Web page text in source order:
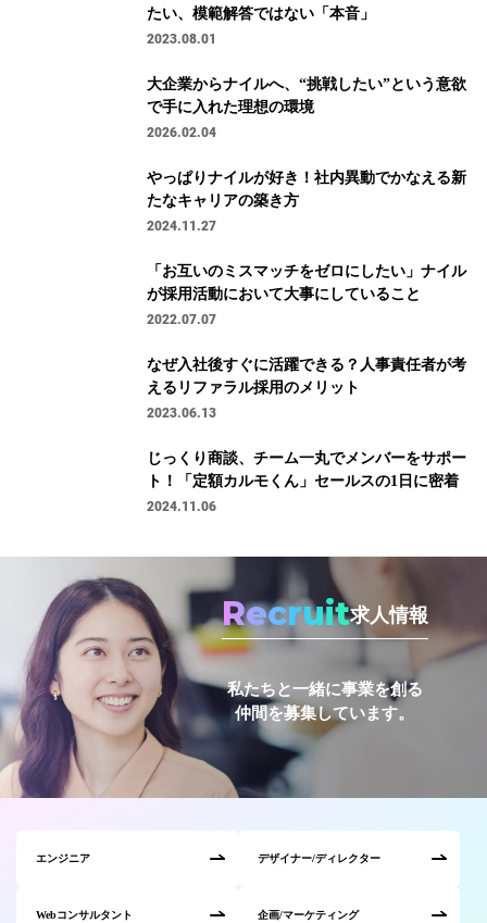
たい、模範解答ではない「本音」
2023.08.01
大企業からナイルへ、“挑戦したい”という意欲
で手に入れた理想の環境
2026.02.04
やっぱりナイルが好き！社内異動でかなえる新
たなキャリアの築き方
2024.11.27
「お互いのミスマッチをゼロにしたい」ナイル
が採用活動において大事にしていること
2022.07.07
なぜ入社後すぐに活躍できる？人事責任者が考
えるリファラル採用のメリット
2023.06.13
じっくり商談、チーム一丸でメンバーをサポー
ト！「定額カルモくん」セールスの1日に密着
2024.11.06
Recruit求人情報
私たちと一緒に事業を創る
仲間を募集しています。
エンジニア デザイナー/ディレクター
Webコンサルタント 企画/マーケティング